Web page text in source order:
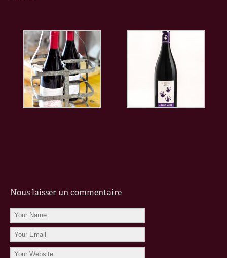
Nous laisser un commentaire